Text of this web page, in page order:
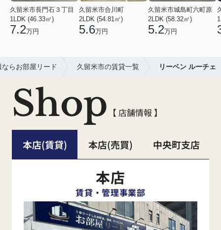
久留米市長門石３丁目
1LDK (46.33㎡)
7.2万円
久留米市合川町
2LDK (54.81㎡)
5.6万円
久留米市城島町六町原
2LDK (58.32㎡)
5.2万円
らお部屋リード 久留米市の賃貸一覧 リーベン ルーチェ
Shop 【 店舗情報 】
本店(賃貸) 本店(売買) 中央町支店
本店
賃貸・管理事業部